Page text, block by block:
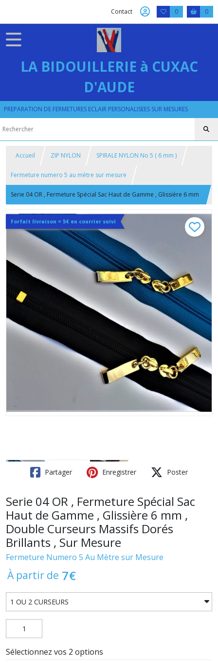
Contact 0 0
LA BIDOUILLERIE à CUXAC
D'AUDE
PREPARATION DE FERMETURES ECLAIR PERSONALISEES SUR MESURES
Accueil ZIP NYLON SPIRALE NYLON No 5 ( 6 mm )
Fermeture numero 5 au mètre sur mesure
Serie 04 OR , Fermeture Spécial Sac Haut de Gamme , Glissière 6 mm
, Double Curseurs Massifs Dorés Brillants , Sur Mesure
Forfait livraison = 5€ en courrier suivi
Partager Enregistrer Poster
Serie 04 OR , Fermeture Spécial Sac
Haut de Gamme , Glissière 6 mm ,
Double Curseurs Massifs Dorés
Brillants , Sur Mesure
Fermeture Numero 5 Au Mètre sur Mesure
À partir de 7€
Sélectionnez vos 2 options